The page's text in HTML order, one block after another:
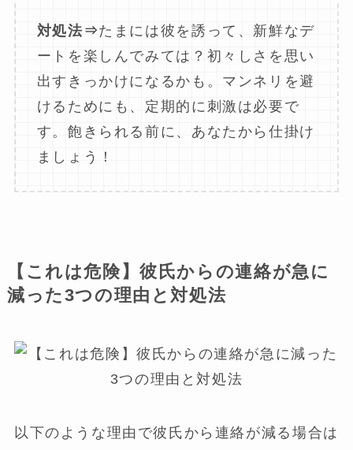
対処法⇒たまには彼を誘って、新鮮なデ
ートを楽しんでみては？初々しさを思い
出すきっかけになるかも。マンネリを避
けるためにも、定期的に刺激は必要で
す。飽きられる前に、あなたから仕掛け
ましょう！
【これは危険】彼氏からの連絡が急に
減った3つの理由と対処法
以下のような理由で彼氏から連絡が減る場合は